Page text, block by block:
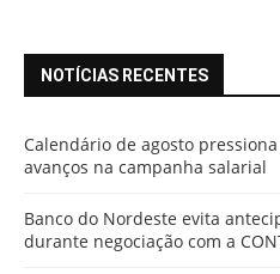
NOTÍCIAS RECENTES
Calendário de agosto
avanços na campanha salarial
Banco do Nordeste evita
durante negociação com a